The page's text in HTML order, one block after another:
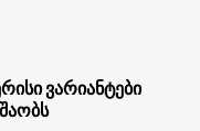
ვარიანტები